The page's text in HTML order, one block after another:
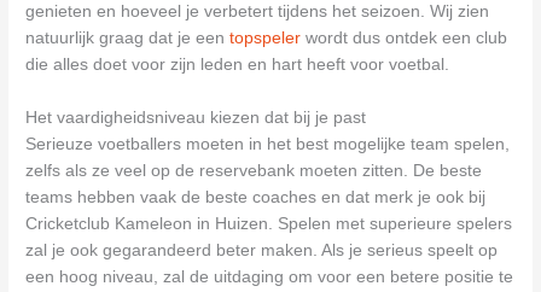
genieten en hoeveel je verbetert tijdens het seizoen. Wij zien
natuurlijk graag dat je eentopspeler wordt dus ontdek een club
die alles doet voor zijn leden en hart heeft voor voetbal.
Het vaardigheidsniveau kiezen dat bij je past
Serieuze voetballers moeten in het best mogelijke team spelen,
zelfs als ze veel op de reservebank moeten zitten. De beste
teams hebben vaak de beste coaches en dat merk je ook bij
Cricketclub Kameleon in Huizen. Spelen met superieure spelers
zal je ook gegarandeerd beter maken. Als je serieus speelt op
een hoog niveau, zal de uitdaging om voor een betere positie te